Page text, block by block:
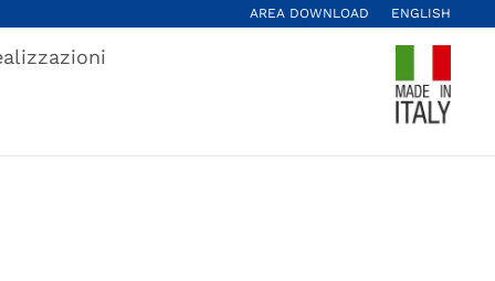
AREA DOWNLOAD ENGLISH